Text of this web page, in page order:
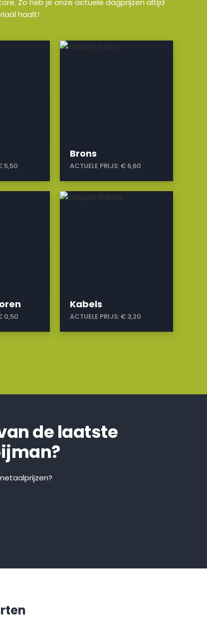
Zo heb je onze actuele dagprijzen altijd
haalt!
5,50
Brons
ACTUELE PRIJS:€ 6,60
a
0,50
Kabels
ACTUELE PRIJS:€ 3,20
a
de laatste